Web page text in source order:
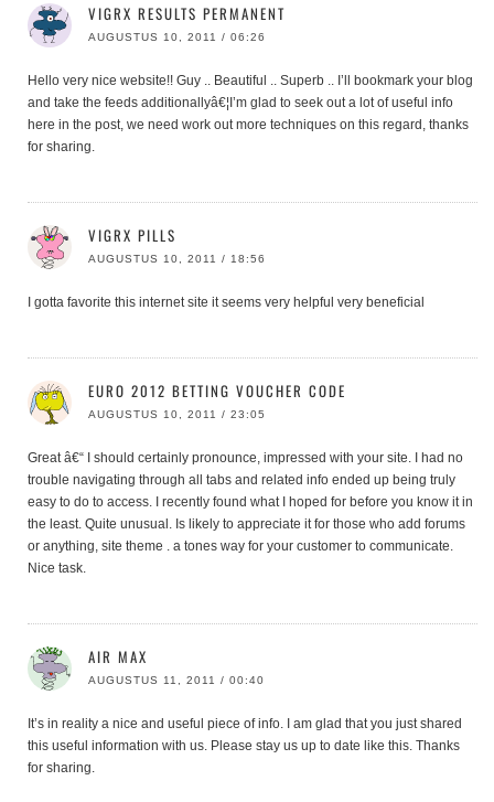
VIGRX RESULTS PERMANENT
AUGUSTUS 10, 2011 / 06:26
Hello very nice website!! Guy .. Beautiful .. Superb .. I’ll bookmark your blog
and take the feeds additionallyâ€¦I’m glad to seek out a lot of useful info
here in the post, we need work out more techniques on this regard, thanks
for sharing.
VIGRX PILLS
AUGUSTUS 10, 2011 / 18:56
I gotta favorite this internet site it seems very helpful very beneficial
EURO 2012 BETTING VOUCHER CODE
AUGUSTUS 10, 2011 / 23:05
Great â€“ I should certainly pronounce, impressed with your site. I had no
trouble navigating through all tabs and related info ended up being truly
easy to do to access. I recently found what I hoped for before you know it in
the least. Quite unusual. Is likely to appreciate it for those who add forums
or anything, site theme . a tones way for your customer to communicate.
Nice task.
AIR MAX
AUGUSTUS 11, 2011 / 00:40
It’s in reality a nice and useful piece of info. I am glad that you just shared
this useful information with us. Please stay us up to date like this. Thanks
for sharing.